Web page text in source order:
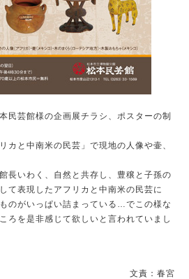
民芸館様の企画展チラシ、ポスターの制
カと中南米の民芸」で現地の人像や壷、
長いわく、自然と共存し、豊穣と子孫の
て表現したアフリカと中南米の民芸に
のがいっぱい詰まっている…でこの様な
ろを是非感じて欲しいと言われていまし
文責：春宮